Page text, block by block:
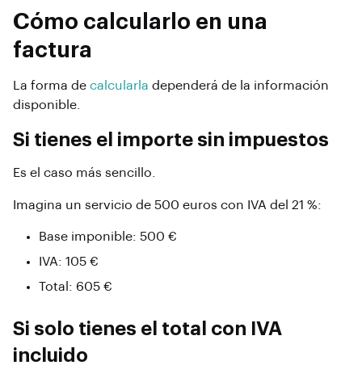
Cómo calcularlo en una
factura
La forma de calcularla dependerá de la información
disponible.
Si tienes el importe sin impuestos
Es el caso más sencillo.
Imagina un servicio de 500 euros con IVA del 21 %:
Base imponible: 500 €
IVA: 105 €
Total: 605 €
Si solo tienes el total con IVA
incluido